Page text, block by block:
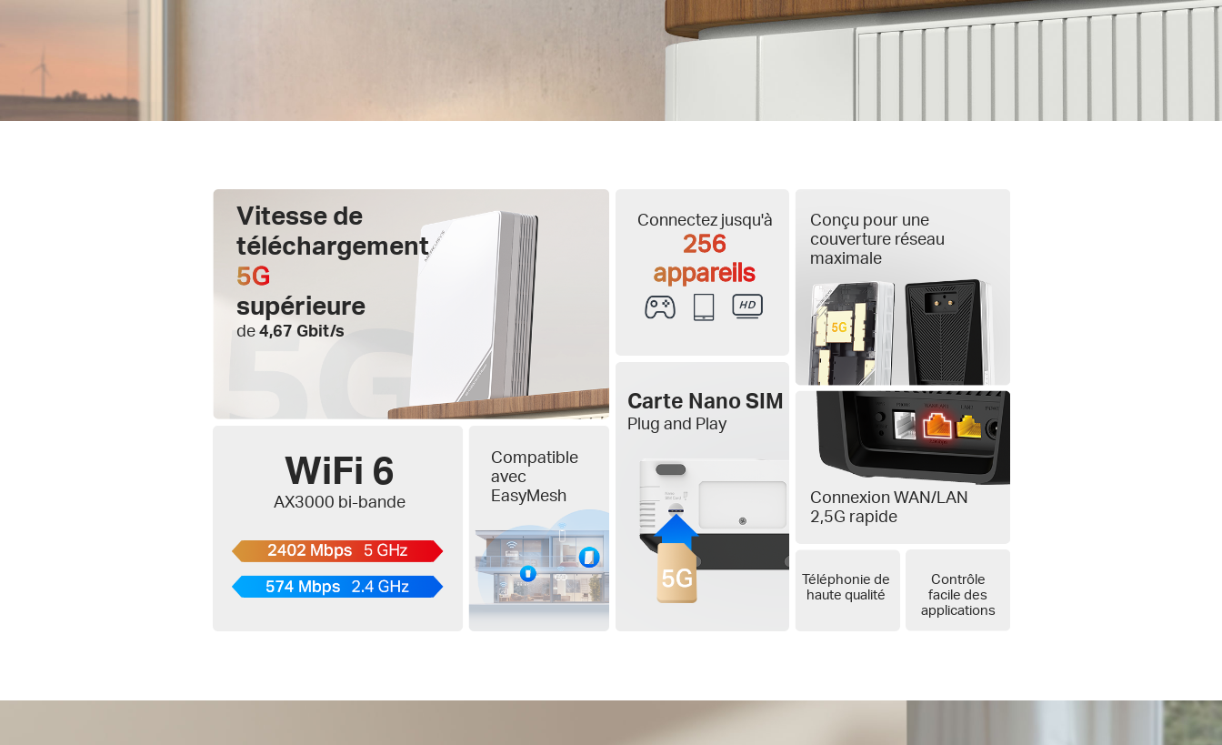
Vitesse de
téléchargement
5G
supérieure
de4,67 Gbit/s
Connectez jusqu'à
256
appareils
Conçu pour une
couverture réseau
maximale
WiFi 6
AX3000 bi-bande
Compatible
avec
EasyMesh
Carte Nano SIM
Plug and Play
Connexion WAN/LAN
2,5G rapide
Téléphonie de
haute qualité
Contrôle
facile des
applications